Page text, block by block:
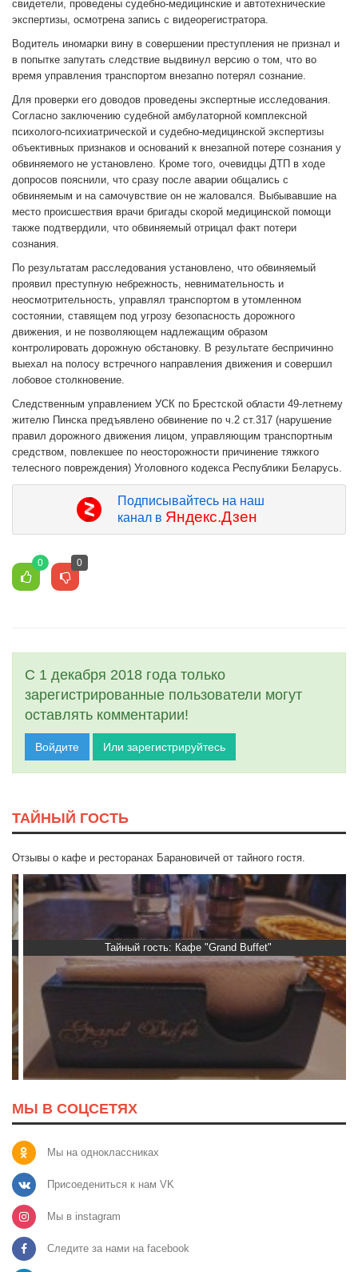
свидетели, проведены судебно-медицинские и автотехнические
экспертизы, осмотрена запись с видеорегистратора.
Водитель иномарки вину в совершении преступления не признал и
в попытке запутать следствие выдвинул версию о том, что во
время управления транспортом внезапно потерял сознание.
Для проверки его доводов проведены экспертные исследования.
Согласно заключению судебной амбулаторной комплексной
психолого-психиатрической и судебно-медицинской экспертизы
объективных признаков и оснований к внезапной потере сознания у
обвиняемого не установлено. Кроме того, очевидцы ДТП в ходе
допросов пояснили, что сразу после аварии общались с
обвиняемым и на самочувствие он не жаловался. Выбывавшие на
место происшествия врачи бригады скорой медицинской помощи
также подтвердили, что обвиняемый отрицал факт потери
сознания.
По результатам расследования установлено, что обвиняемый
проявил преступную небрежность, невнимательность и
неосмотрительность, управлял транспортом в утомленном
состоянии, ставящем под угрозу безопасность дорожного
движения, и не позволяющем надлежащим образом
контролировать дорожную обстановку. В результате беспричинно
выехал на полосу встречного направления движения и совершил
лобовое столкновение.
Следственным управлением УСК по Брестской области 49-летнему
жителю Пинска предъявлено обвинение по ч.2 ст.317 (нарушение
правил дорожного движения лицом, управляющим транспортным
средством, повлекшее по неосторожности причинение тяжкого
телесного повреждения) Уголовного кодекса Республики Беларусь.
Подписывайтесь на наш
канал в Яндекс.Дзен
0 0
С 1 декабря 2018 года только
зарегистрированные пользователи могут
оставлять комментарии!
Войдите Или зарегистрируйтесь
ТАЙНЫЙ ГОСТЬ
Отзывы о кафе и ресторанах Барановичей от тайного гостя.
Тайный гость: Кафе "Grand Buffet"
МЫ В СОЦСЕТЯХ
Мы на одноклассниках
Присоедениться к нам VK
Мы в instagram
Следите за нами на facebook